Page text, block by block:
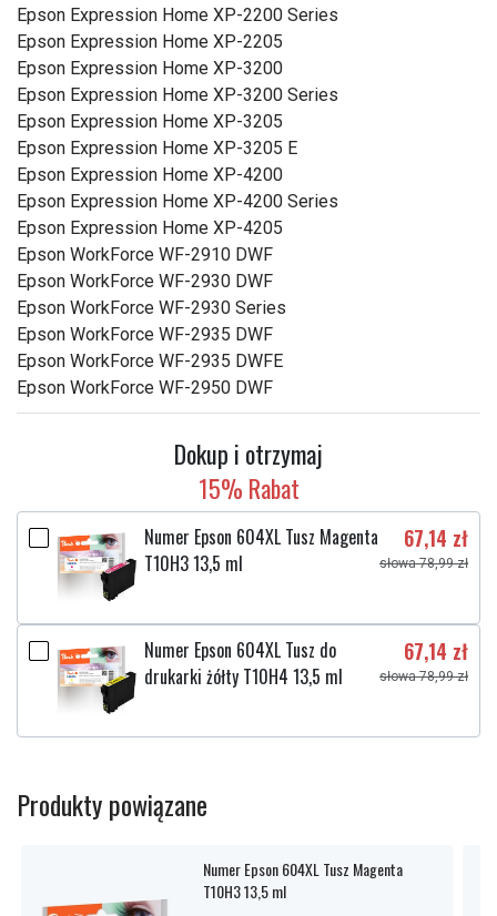
Epson Expression Home XP-2200 Series
Epson Expression Home XP-2205
Epson Expression Home XP-3200
Epson Expression Home XP-3200 Series
Epson Expression Home XP-3205
Epson Expression Home XP-3205 E
Epson Expression Home XP-4200
Epson Expression Home XP-4200 Series
Epson Expression Home XP-4205
Epson WorkForce WF-2910 DWF
Epson WorkForce WF-2930 DWF
Epson WorkForce WF-2930 Series
Epson WorkForce WF-2935 DWF
Epson WorkForce WF-2935 DWFE
Epson WorkForce WF-2950 DWF
Dokup i otrzymaj
15% Rabat
Numer Epson 604XL Tusz Magenta
T10H3 13,5 ml
67,14 zł
słowa 78,99 zł
Numer Epson 604XL Tusz do
drukarki żółty T10H4 13,5 ml
67,14 zł
słowa 78,99 zł
Produkty powiązane
Numer Epson 604XL Tusz Magenta
T10H3 13,5 ml